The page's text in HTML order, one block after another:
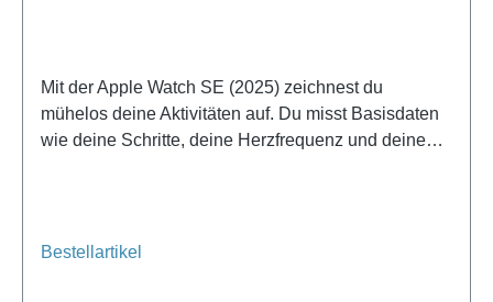
Mit der Apple Watch SE (2025) zeichnest du
mühelos deine Aktivitäten auf. Du misst Basisdaten
wie deine Schritte, deine Herzfrequenz und deinen
Bestellartikel